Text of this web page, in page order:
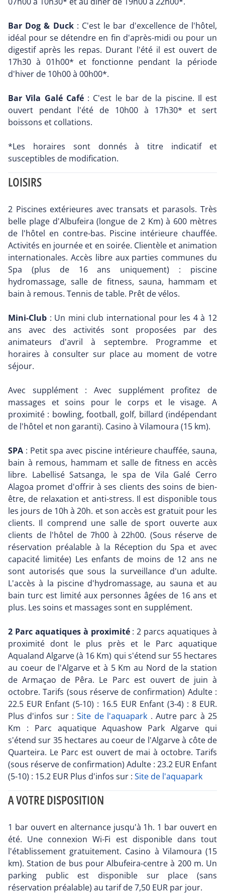
Bar Dog & Duck : C'est le bar d'excellence de l'hôtel,
idéal pour se détendre en fin d'après-midi ou pour un
digestif après les repas. Durant l'été il est ouvert de
17h30 à 01h00* et fonctionne pendant la période
d'hiver de 10h00 à 00h00*.
Bar Vila Galé Café: C'est le bar de la piscine. Il est
ouvert pendant l'été de 10h00 à 17h30* et sert
boissons et collations.
*Les horaires sont donnés à titre indicatif et
susceptibles de modification.
LOISIRS
2 Piscines extérieures avec transats et parasols. Très
belle plage d'Albufeira (longue de 2 Km) à 600 mètres
de l'hôtel en contre-bas. Piscine intérieure chauffée.
Activités en journée et en soirée. Clientèle et animation
internationales. Accès libre aux parties communes du
Spa (plus de 16 ans uniquement) : piscine
hydromassage, salle de fitness, sauna, hammam et
bain à remous. Tennis de table. Prêt de vélos.
Mini-Club : Un mini club international pour les 4 à 12
ans avec des activités sont proposées par des
animateurs d'avril à septembre. Programme et
horaires à consulter sur place au moment de votre
séjour.
Avec supplément : Avec supplément profitez de
massages et soins pour le corps et le visage. A
proximité : bowling, football, golf, billard (indépendant
de l'hôtel et non garanti). Casino à Vilamoura (15 km).
SPA : Petit spa avec piscine intérieure chauffée, sauna,
bain à remous, hammam et salle de fitness en accès
libre. Labellisé Satsanga, le spa de Vila Galé Cerro
Alagoa promet d'offrir à ses clients des soins de bien-
être, de relaxation et anti-stress. Il est disponible tous
les jours de 10h à 20h. et son accès est gratuit pour les
clients. Il comprend une salle de sport ouverte aux
clients de l'hôtel de 7h00 à 22h00. (Sous réserve de
réservation préalable à la Réception du Spa et avec
capacité limitée) Les enfants de moins de 12 ans ne
sont autorisés que sous la surveillance d'un adulte.
L'accès à la piscine d'hydromassage, au sauna et au
bain turc est limité aux personnes âgées de 16 ans et
plus. Les soins et massages sont en supplément.
2 Parc aquatiques à proximité: 2 parcs aquatiques à
proximité dont le plus près et le Parc aquatique
Aqualand Algarve (à 16 Km) qui s'étend sur 55 hectares
au coeur de l'Algarve et à 5 Km au Nord de la station
de Armaçao de Pêra. Le Parc est ouvert de juin à
octobre. Tarifs (sous réserve de confirmation) Adulte :
22.5 EUR Enfant (5-10) : 16.5 EUR Enfant (3-4) : 8 EUR.
Plus d'infos sur :Site de l'aquapark . Autre parc à 25
Km : Parc aquatique Aquashow Park Algarve qui
s'étend sur 35 hectares au coeur de l'Algarve à côte de
Quarteira. Le Parc est ouvert de mai à octobre. Tarifs
(sous réserve de confirmation) Adulte : 23.2 EUR Enfant
(5-10) : 15.2 EUR Plus d'infos sur : Site de l'aquapark
A VOTRE DISPOSITION
1 bar ouvert en alternance jusqu'à 1h. 1 bar ouvert en
été. Une connexion Wi-Fi est disponible dans tout
l'établissement gratuitement. Casino à Vilamoura (15
km). Station de bus pour Albufeira-centre à 200 m. Un
parking public est disponible sur place (sans
réservation préalable) au tarif de 7,50 EUR par jour.